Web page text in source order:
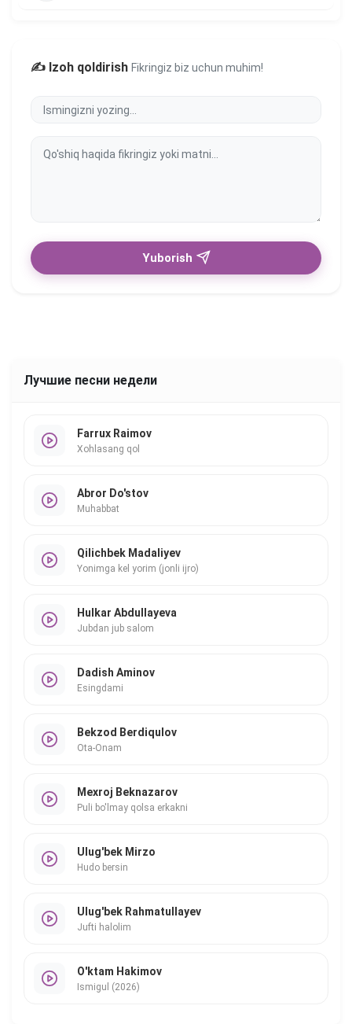
✍️ Izoh qoldirish Fikringiz biz uchun muhim!
Yuborish
Лучшие песни недели
Farrux Raimov
Xohlasang qol
Abror Do'stov
Muhabbat
Qilichbek Madaliyev
Yonimga kel yorim (jonli ijro)
Hulkar Abdullayeva
Jubdan jub salom
Dadish Aminov
Esingdami
Bekzod Berdiqulov
Ota-Onam
Mexroj Beknazarov
Puli bo'lmay qolsa erkakni
Ulug'bek Mirzo
Hudo bersin
Ulug'bek Rahmatullayev
Jufti halolim
O'ktam Hakimov
Ismigul (2026)